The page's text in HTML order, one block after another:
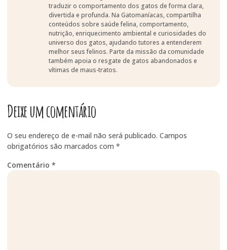
traduzir o comportamento dos gatos de forma clara,
divertida e profunda. Na Gatomaníacas, compartilha
conteúdos sobre saúde felina, comportamento,
nutrição, enriquecimento ambiental e curiosidades do
universo dos gatos, ajudando tutores a entenderem
melhor seus felinos. Parte da missão da comunidade
também apoia o resgate de gatos abandonados e
vítimas de maus-tratos.
Deixe um comentário
O seu endereço de e-mail não será publicado. Campos
obrigatórios são marcados com *
Comentário *